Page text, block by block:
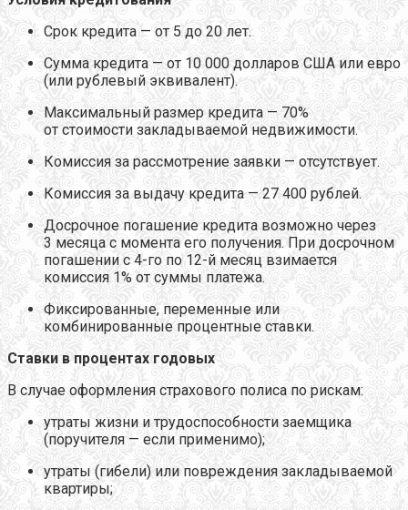
Срок кредита — от 5 до 20 лет.
Сумма кредита — от 10 000 долларов США или евро
(или рублевый эквивалент).
Максимальный размер кредита — 70%
от стоимости закладываемой недвижимости.
Комиссия за рассмотрение заявки — отсутствует.
Комиссия за выдачу кредита — 27 400 рублей.
Досрочное погашение кредита возможно через
3 месяца с момента его получения. При досрочном
погашении с 4-го по 12-й месяц взимается
комиссия 1% от суммы платежа.
Фиксированные, переменные или
комбинированные процентные ставки.
Ставки в процентах годовых
В случае оформления страхового полиса по рискам:
утраты жизни и трудоспособности заемщика
(поручителя — если применимо);
утраты (гибели) или повреждения закладываемой
квартиры;